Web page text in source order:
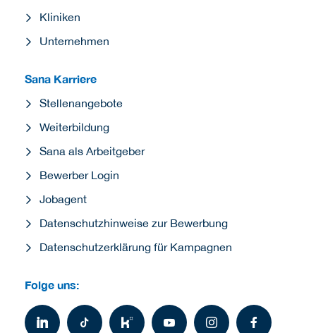
Kliniken
Unternehmen
Sana Karriere
Stellenangebote
Weiterbildung
Sana als Arbeitgeber
Bewerber Login
Jobagent
Datenschutzhinweise zur Bewerbung
Datenschutzerklärung für Kampagnen
Folge uns: